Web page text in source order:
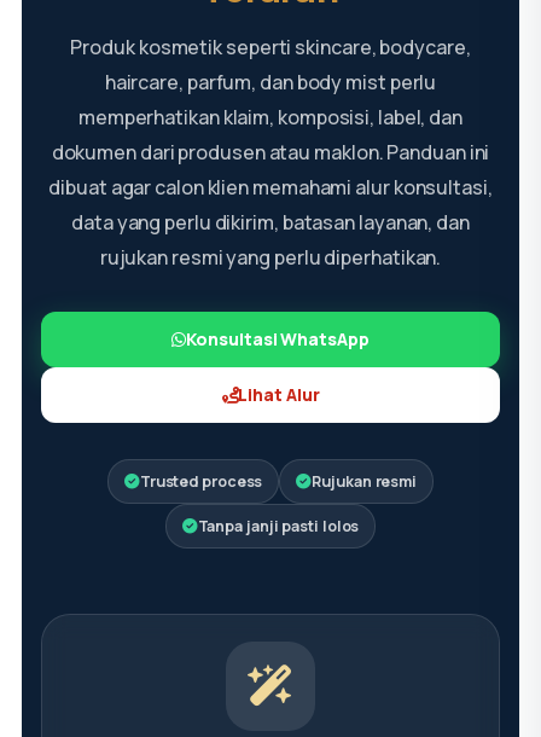
Produk kosmetik seperti skincare, bodycare,
haircare, parfum, dan body mist perlu
memperhatikan klaim, komposisi, label, dan
dokumen dari produsen atau maklon. Panduan ini
dibuat agar calon klien memahami alur konsultasi,
data yang perlu dikirim, batasan layanan, dan
rujukan resmi yang perlu diperhatikan.
Konsultasi WhatsApp
Lihat Alur
Trusted process Rujukan resmi
Tanpa janji pasti lolos